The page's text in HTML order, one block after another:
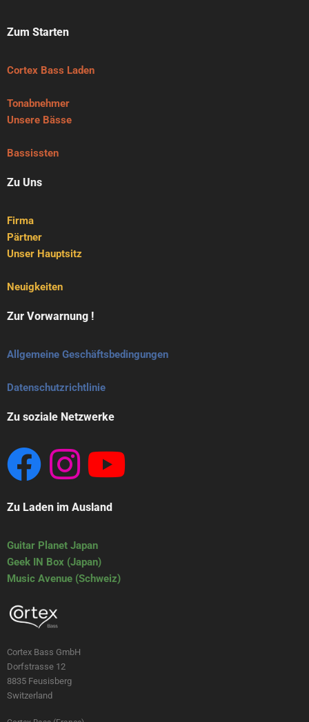
Zum Starten
Cortex Bass Laden
Tonabnehmer
Unsere Bässe
Bassissten
Zu Uns
Firma
Pärtner
Unser Hauptsitz
Neuigkeiten
Zur Vorwarnung !
Allgemeine Geschäftsbedingungen
Datenschutzrichtlinie
Zu soziale Netzwerke
Zu Laden im Ausland
Guitar Planet Japan
Geek IN Box (Japan)
Music Avenue (Schweiz)
Cortex Bass GmbH
Dorfstrasse 12
8835 Feusisberg
Switzerland